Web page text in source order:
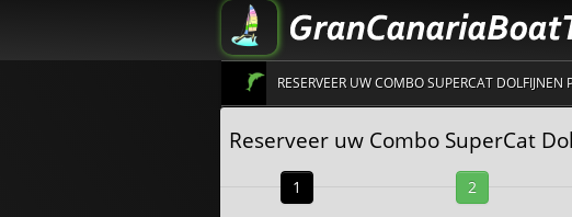
RESERVEER UW COMBO SUPERCAT
Reserveer uw Combo SuperCat
1 2